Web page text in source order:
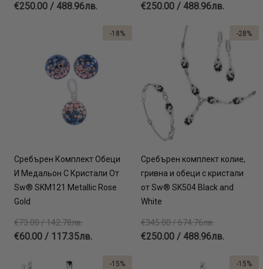
€250.00 / 488.96лв. €250.00 / 488.96лв.
Сребърен Комплект Обеци
И Медальон С Кристали От
Sw® SKM121 Metallic Rose
Gold
€73.00 / 142.78лв.
€60.00 / 117.35лв.
-18%
Сребърен комплект колие,
гривна и обеци с кристали
от Sw® SK504 Black and
White
€345.00 / 674.76лв.
€250.00 / 488.96лв.
-28%
-15% -15%